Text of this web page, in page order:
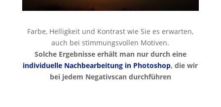
Farbe, Helligkeit und Kontrast wie Sie es erwarten,
auch bei stimmungsvollen Motiven.
Solche Ergebnisse erhält man nur durch eine
individuelle Nachbearbeitung in Photoshop, die wir
bei jedem Negativscan durchführen